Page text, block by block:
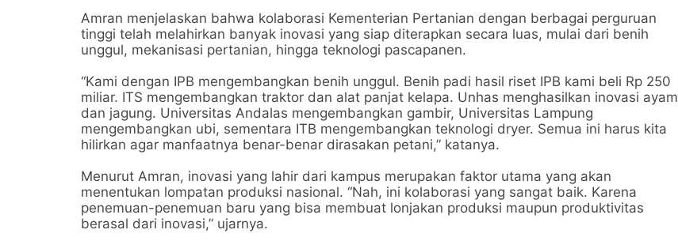
Amran menjelaskan bahwa kolaborasi Kementerian Pertanian dengan berbagai perguruan
tinggi telah melahirkan banyak inovasi yang siap diterapkan secara luas, mulai dari benih
unggul, mekanisasi pertanian, hingga teknologi pascapanen.
“Kami dengan IPB mengembangkan benih unggul. Benih padi hasil riset IPB kami beli Rp 250
miliar. ITS mengembangkan traktor dan alat panjat kelapa. Unhas menghasilkan inovasi ayam
dan jagung. Universitas Andalas mengembangkan gambir, Universitas Lampung
mengembangkan ubi, sementara ITB mengembangkan teknologi dryer. Semua ini harus kita
hilirkan agar manfaatnya benar-benar dirasakan petani,” katanya.
Menurut Amran, inovasi yang lahir dari kampus merupakan faktor utama yang akan
menentukan lompatan produksi nasional. “Nah, ini kolaborasi yang sangat baik. Karena
penemuan-penemuan baru yang bisa membuat lonjakan produksi maupun produktivitas
berasal dari inovasi,” ujarnya.